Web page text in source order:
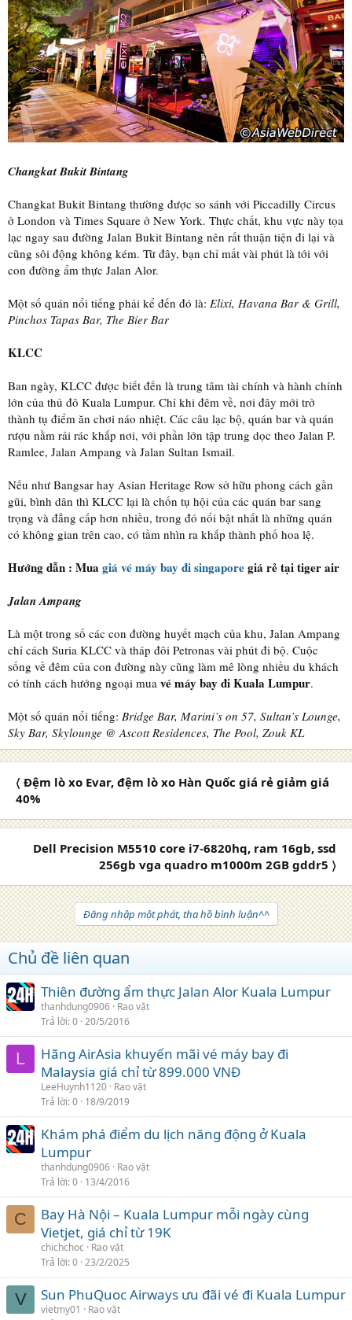
Changkat Bukit Bintang
Changkat Bukit Bintang thường được so sánh với Piccadilly Circus
ở London và Times Square ở New York. Thực chất, khu vực này tọa
lạc ngay sau đường Jalan Bukit Bintang nên rất thuận tiện đi lại và
cũng sôi động không kém. Từ đây, bạn chỉ mất vài phút là tới với
con đường ẩm thực Jalan Alor.
Một số quán nổi tiếng phải kể đến đó là: Elixi, Havana Bar & Grill,
Pinchos Tapas Bar, The Bier Bar
KLCC
Ban ngày, KLCC được biết đến là trung tâm tài chính và hành chính
lớn của thủ đô Kuala Lumpur. Chỉ khi đêm về, nơi đây mới trở
thành tụ điểm ăn chơi náo nhiệt. Các câu lạc bộ, quán bar và quán
rượu nằm rải rác khắp nơi, với phần lớn tập trung dọc theo Jalan P.
Ramlee, Jalan Ampang và Jalan Sultan Ismail.
Nếu như Bangsar hay Asian Heritage Row sở hữu phong cách gần
gũi, bình dân thì KLCC lại là chốn tụ hội của các quán bar sang
trọng và đẳng cấp hơn nhiều, trong đó nổi bật nhất là những quán
có không gian trên cao, có tầm nhìn ra khắp thành phố hoa lệ.
Hướng dẫn : Mua giá vé máy bay đi singaporegiá rẻ tại tiger air
Jalan Ampang
Là một trong số các con đường huyết mạch của khu, Jalan Ampang
chỉ cách Suria KLCC và tháp đôi Petronas vài phút đi bộ. Cuộc
sống về đêm của con đường này cũng làm mê lòng nhiều du khách
có tính cách hướng ngoại mua vé máy bay đi Kuala Lumpur.
Một số quán nổi tiếng: Bridge Bar, Marini’s on 57, Sultan’s Lounge,
Sky Bar, Skylounge @ Ascott Residences, The Pool, Zouk KL
〈 Đệm lò xo Evar, đệm lò xo Hàn Quốc giá rẻ giảm giá
40%
Dell Precision M5510 core i7-6820hq, ram 16gb, ssd
256gb vga quadro m1000m 2GB gddr5 〉
Đăng nhập một phát, tha hồ bình luận^^
Chủ đề liên quan
Thiên đường ẩm thực Jalan Alor Kuala Lumpur
thanhdung0906 Rao vặt
Trả lời 0 20/5/2016
L
Hãng AirAsia khuyến mãi vé máy bay đi
Malaysia giá chỉ từ 899.000 VNĐ
LeeHuynh1120 Rao vặt
Trả lời 0 18/9/2019
Khám phá điểm du lịch năng động ở Kuala
Lumpur
thanhdung0906 Rao vặt
Trả lời 0 13/4/2016
C
Bay Hà Nội – Kuala Lumpur mỗi ngày cùng
Vietjet, giá chỉ từ 19K
chichchoc
Rao vặt
Trả lời 0 23/2/2025
V Sun PhuQuoc Airways ưu đãi vé đi Kuala Lumpur
vietmy01
Rao vặt